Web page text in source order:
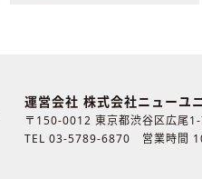
運営会社 株式会社ニューユ
〒150-0012 東京都渋谷区広尾
TEL 03-5789-6870 営業時間